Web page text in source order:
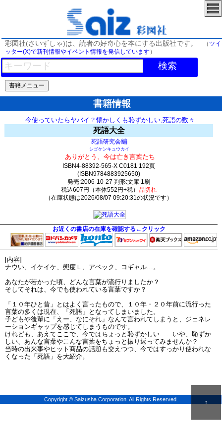
彩図社(さいずしゃ)は、読者の好奇心を本にする出版社です。 （ ツイ
ッター(X)で新刊情報やイベント情報を発信しています）
検索
書籍情報
今使っていたらヤバイ？懐かしくも恥ずかしい,死語の数々
死語大全
死語研究会編
シゴケンキュウカイ
ありがとう、今は亡き言葉たち
ISBN4-88392-565-X C0181 192頁
(ISBN9784883925650)
発売:2006-10-27 判形:文庫 1刷
税込607円（本体552円+税）品切れ
（在庫状態は2026/08/07 09:20:31の状況です）
お近くの書店の在庫を確認する←クリック
[内容]
ナウい、イケイケ、態度Ｌ、アベック、コギャル…。
あなたが若かった頃、どんな言葉が流行りましたか？
そしてそれは、今でも使われている言葉ですか？
「１０年ひと昔」とはよく言ったもので、１０年・２０年前に流行った
言葉の多くは現在、「死語」となってしまいました。
子どもや後輩に「えー、なにそれ」なんて言われてしまうと、ジェネレ
ーションギャップを感じてしまうものです。
けれども、あえてここで、今ではちょっと恥ずかしい……いや、恥ずか
しい、あんな言葉やこんな言葉をちょっと振り返ってみませんか？
当時の出来事やヒット商品の話題も交えつつ、今ではすっかり使われな
くなった「死語」を大紹介。
↑
Copyright © Saizusha Corporation. All Rights Reserved.